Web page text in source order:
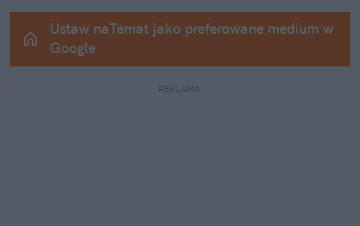
Ustaw naTemat jako preferowane medium w
Google
REKLAMA